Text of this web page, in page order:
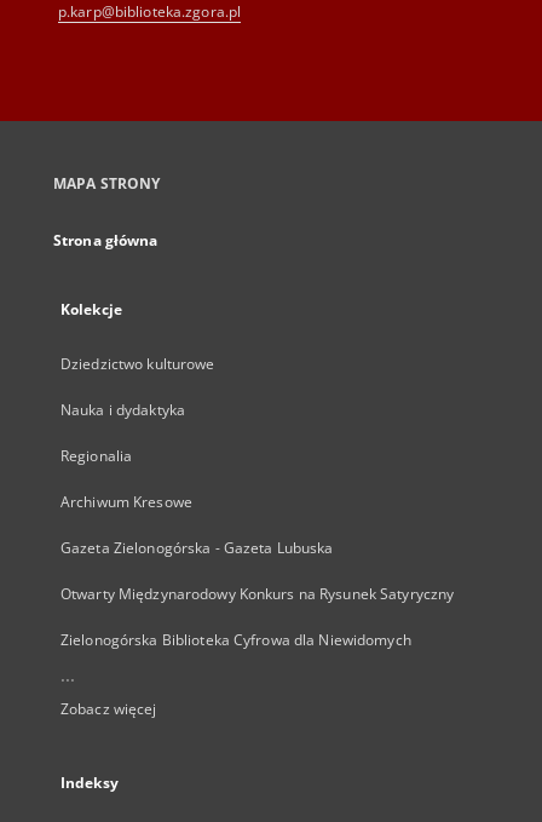
p.karp@biblioteka.zgora.pl
MAPA STRONY
Strona główna
Kolekcje
Dziedzictwo kulturowe
Nauka i dydaktyka
Regionalia
Archiwum Kresowe
Gazeta Zielonogórska - Gazeta Lubuska
Otwarty Międzynarodowy Konkurs na Rysunek Satyryczny
Zielonogórska Biblioteka Cyfrowa dla Niewidomych
...
Zobacz więcej
Indeksy